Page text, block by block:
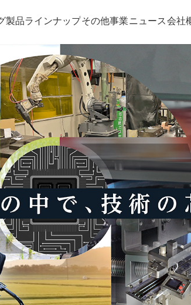
製品ラインナップその他事業ニュース会社